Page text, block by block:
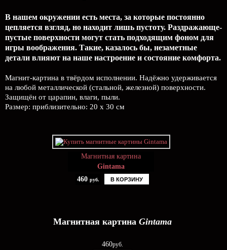
В нашем окружении есть места, за которые постоянно
цепляется взгляд, но находит лишь пустоту. Раздражающе-
пустые поверхности могут стать подходящим фоном для
игры воображения. Такие, казалось бы, незаметные
детали влияют на наше настроение и состояние комфорта.
Магнит-картина в твёрдом исполнении. Надёжно удерживается
на любой металлической (стальной, железной) поверхности.
Защищён от царапин, влаги, пыли.
Размер: приблизительно: 20 х 30 см
Магнитная картина
Gintama
460 руб. В КОРЗИНУ
Магнитная картина Gintama
460руб.